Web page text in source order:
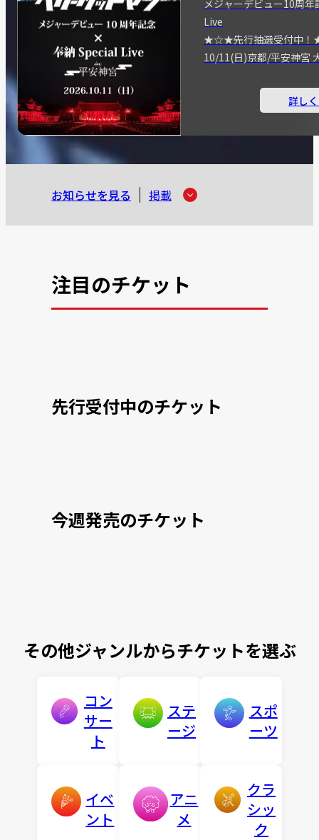
メジャーデビュー10周
Live
★☆★先行抽選受付中
10/11(日)京都/平安神宮
詳し
お知らせを見る 掲載
注目のチケット
先行受付中のチケット
今週発売のチケット
その他ジャンルからチケットを選ぶ
コン
サー
ト
ステ
ージ
スポ
ーツ
イベ
ント
アニ
メ
クラ
シッ
ク